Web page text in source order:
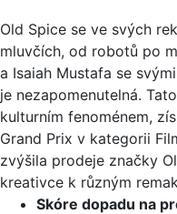
Old Spice se ve svých
mluvčích, od robotů po
a Isaiah Mustafa se
je nezapomenutelná.
kulturním fenoménem,
Grand Prix v kategorii
zvýšila prodeje značky
kreativce k různým
Skóre dopadu na